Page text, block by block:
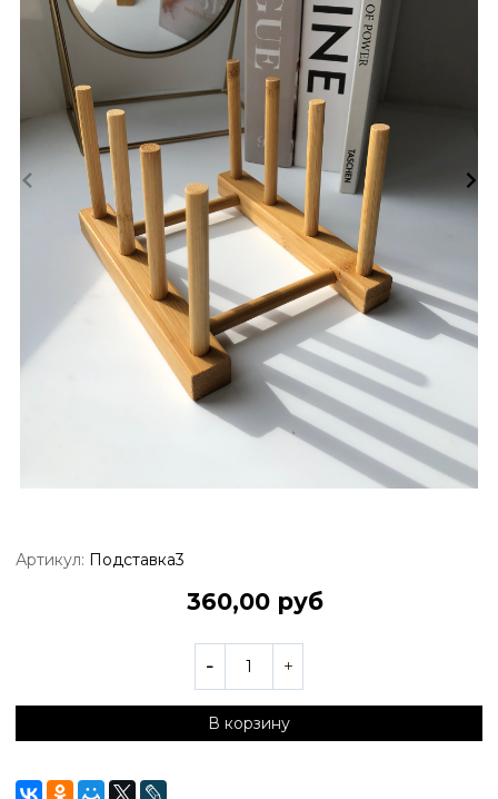
Артикул: Подставка3
360,00 руб
В корзину